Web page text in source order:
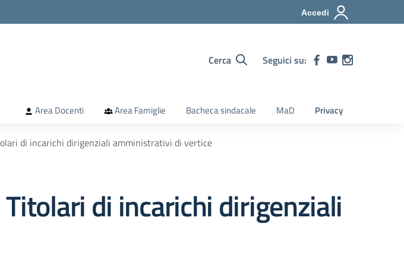
Accedi
Cerca Seguici su:
Area Docenti Area Famiglie Bacheca sindacale MaD Privacy
di incarichi dirigenziali amministrativi di vertice
Titolari di incarichi dirigenziali